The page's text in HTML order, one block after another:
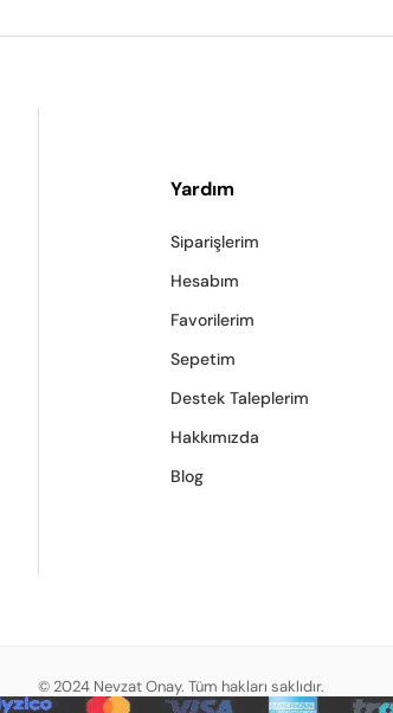
Yardım
Siparişlerim
Hesabım
Favorilerim
Sepetim
Destek Taleplerim
Hakkımızda
Blog
© 2024 Nevzat Onay. Tüm hakları saklıdır.